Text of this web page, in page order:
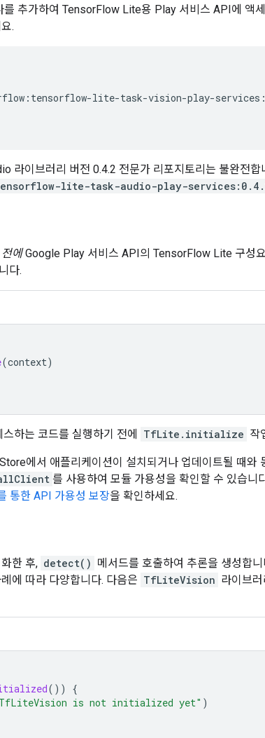
를 추가하여 TensorFlow Lite용 Play 서비스 API에 액
.
: tensorflow-lite-task-vision-play-services :
라이브러리 버전 0.4.2 전문가 리포지토리는 불완전합
lite-task-audio-play-
전에Google Play 서비스 API의 TensorFlow Lite 구성요
다.
(context)
하는 코드를 실행하기 전에 TfLite.initialize 작
에서 애플리케이션이 설치되거나 업데이트될 때와
를 사용하여 모듈 가용성을 확인할 수 있습니
통한 API 가용성 보장을 확인하세요.
한 후, detect() 메서드를 호출하여 추론을 생성합니
에 따라 다양합니다. 다음은 TfLiteVision 라이브
())
{
is not initialized yet" )